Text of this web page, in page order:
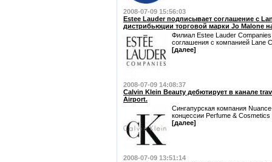
2008-07-09 15:56:03
Estee Lauder подписывает соглашение с
дистрибьюции торговой марки Jo Malone
Филиал Estee Lauder
соглашения с компанией Lane
[далее]
2008-07-09 14:08:37
Calvin Klein Beauty дебютирует в канале
Airport.
Сингапурская компания
концессии Perfume &
[далее]
2008-07-09 13:51:14